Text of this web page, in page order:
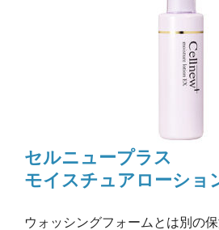
セルニュープラス
モイスチュアローショ
ウォッシングフォームとは別の